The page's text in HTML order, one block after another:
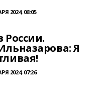
2024, 08:05
России.
Я
2024, 07:26